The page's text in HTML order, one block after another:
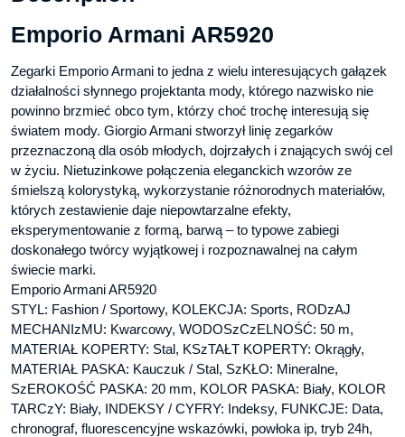
Emporio Armani AR5920
Zegarki Emporio Armani to jedna z wielu interesujących gałązek
działalności słynnego projektanta mody, którego nazwisko nie
powinno brzmieć obco tym, którzy choć trochę interesują się
światem mody. Giorgio Armani stworzył linię zegarków
przeznaczoną dla osób młodych, dojrzałych i znających swój cel
w życiu. Nietuzinkowe połączenia eleganckich wzorów ze
śmielszą kolorystyką, wykorzystanie różnorodnych materiałów,
których zestawienie daje niepowtarzalne efekty,
eksperymentowanie z formą, barwą – to typowe zabiegi
doskonałego twórcy wyjątkowej i rozpoznawalnej na całym
świecie marki.
Emporio Armani AR5920
STYL: Fashion / Sportowy, KOLEKCJA: Sports, RODzAJ
MECHANIzMU: Kwarcowy, WODOSzCzELNOŚĆ: 50 m,
MATERIAŁ KOPERTY: Stal, KSzTAŁT KOPERTY: Okrągły,
MATERIAŁ PASKA: Kauczuk / Stal, SzKŁO: Mineralne,
SzEROKOŚĆ PASKA: 20 mm, KOLOR PASKA: Biały, KOLOR
TARCzY: Biały, INDEKSY / CYFRY: Indeksy, FUNKCJE: Data,
chronograf, fluorescencyjne wskazówki, powłoka ip, tryb 24h,